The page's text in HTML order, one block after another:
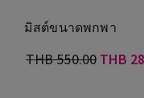
มิสต์ขนาดพกพา
THB 550.00 THB